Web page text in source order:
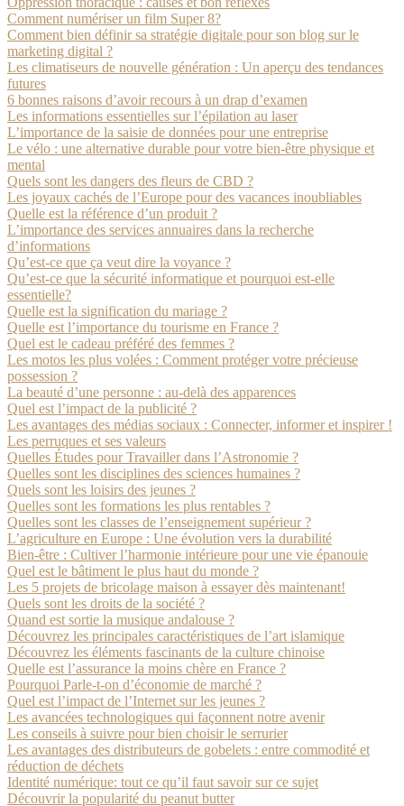
Comment numériser un film Super 8?
Comment bien définir sa stratégie digitale pour son blog sur le
marketing digital ?
Les climatiseurs de nouvelle génération : Un aperçu des tendances
futures
6 bonnes raisons d’avoir recours à un drap d’examen
Les informations essentielles sur l’épilation au laser
L’importance de la saisie de données pour une entreprise
Le vélo : une alternative durable pour votre bien-être physique et
mental
Quels sont les dangers des fleurs de CBD ?
Les joyaux cachés de l’Europe pour des vacances inoubliables
Quelle est la référence d’un produit ?
L’importance des services annuaires dans la recherche
d’informations
Qu’est-ce que ça veut dire la voyance ?
Qu’est-ce que la sécurité informatique et pourquoi est-elle
essentielle?
Quelle est la signification du mariage ?
Quelle est l’importance du tourisme en France ?
Quel est le cadeau préféré des femmes ?
Les motos les plus volées : Comment protéger votre précieuse
possession ?
La beauté d’une personne : au-delà des apparences
Quel est l’impact de la publicité ?
Les avantages des médias sociaux : Connecter, informer et inspirer !
Les perruques et ses valeurs
Quelles Études pour Travailler dans l’Astronomie ?
Quelles sont les disciplines des sciences humaines ?
Quels sont les loisirs des jeunes ?
Quelles sont les formations les plus rentables ?
Quelles sont les classes de l’enseignement supérieur ?
L’agriculture en Europe : Une évolution vers la durabilité
Bien-être : Cultiver l’harmonie intérieure pour une vie épanouie
Quel est le bâtiment le plus haut du monde ?
Les 5 projets de bricolage maison à essayer dès maintenant!
Quels sont les droits de la société ?
Quand est sortie la musique andalouse ?
Découvrez les principales caractéristiques de l’art islamique
Découvrez les éléments fascinants de la culture chinoise
Quelle est l’assurance la moins chère en France ?
Pourquoi Parle-t-on d’économie de marché ?
Quel est l’impact de l’Internet sur les jeunes ?
Les avancées technologiques qui façonnent notre avenir
Les conseils à suivre pour bien choisir le serrurier
Les avantages des distributeurs de gobelets : entre commodité et
réduction de déchets
Identité numérique: tout ce qu’il faut savoir sur ce sujet
Découvrir la popularité du peanut butter